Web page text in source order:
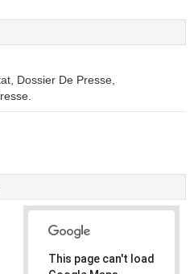
Dossier De Presse,
This page can't load